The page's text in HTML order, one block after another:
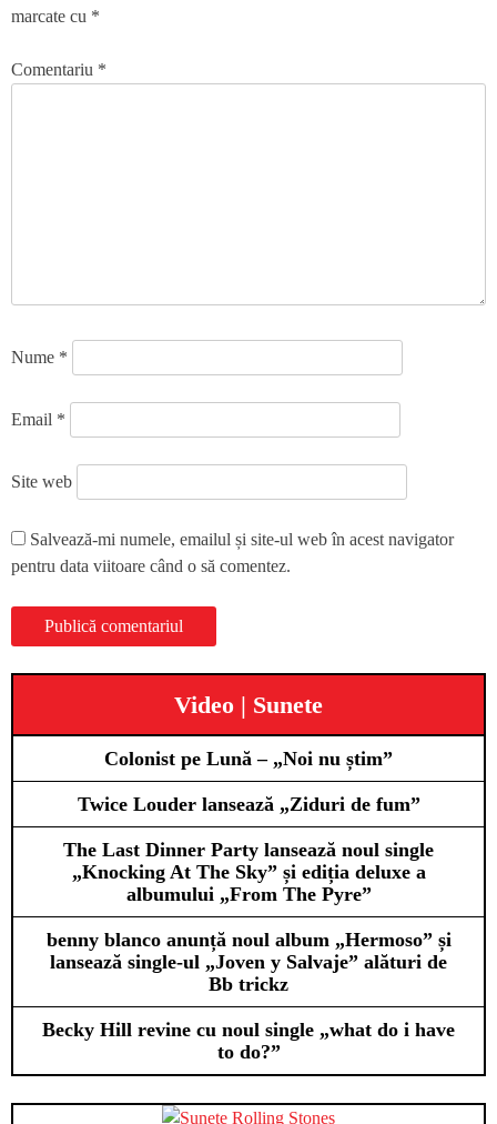
marcate cu *
Comentariu *
Nume *
Email *
Site web
Salvează-mi numele, emailul și site-ul web în acest navigator
pentru data viitoare când o să comentez.
Video | Sunete
Colonist pe Lună – „Noi nu știm”
Twice Louder lansează „Ziduri de fum”
The Last Dinner Party lansează noul single
„Knocking At The Sky” și ediția deluxe a
albumului „From The Pyre”
benny blanco anunță noul album „Hermoso” și
lansează single-ul „Joven y Salvaje” alături de
Bb trickz
Becky Hill revine cu noul single „what do i have
to do?”